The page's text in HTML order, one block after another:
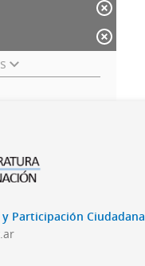
Participación Ciudadana